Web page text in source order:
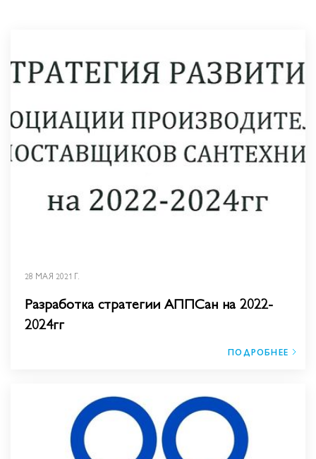
28 МАЯ 2021 Г.
Разработка стратегии АППСан на 2022-
2024гг
ПОДРОБНЕЕ